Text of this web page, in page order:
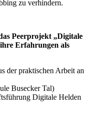
zu verhindern.
Peerprojekt „Digitale
Erfahrungen als
der praktischen Arbeit an
Busecker Tal)
Digitale Helden